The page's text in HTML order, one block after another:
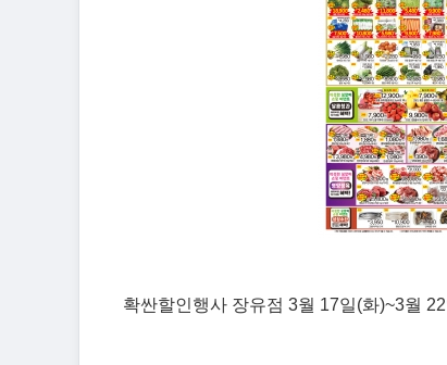
확싼할인행사 장유점 3월 17일(화)~3월